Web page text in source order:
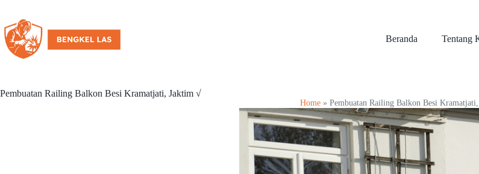
Beranda Tentang
Pembuatan Railing Balkon Besi Kramatjati, Jaktim √
Home» Pembuatan Railing Balkon Besi